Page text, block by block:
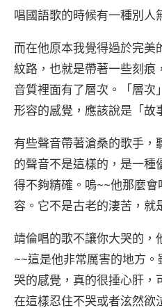
唱國語歌的時候有一種別人
而在他原本我覺得過於完
紋路，也就是帶著一些刻痕
音質裡面有了層次。「層次
形容的感覺，應該說是「故
有些聲音帶著滄桑的歌手
的聲音不是這樣的，是一種
得不夠精確。嗚~~他那麼
容。它不是古老的淒苦，就
靖倫唱的歌不讓你大哭的，
~~這是他非常厲害的地方
哭的感覺，真的很捶心肝，
在這樣忍住不哭或者泫然欲